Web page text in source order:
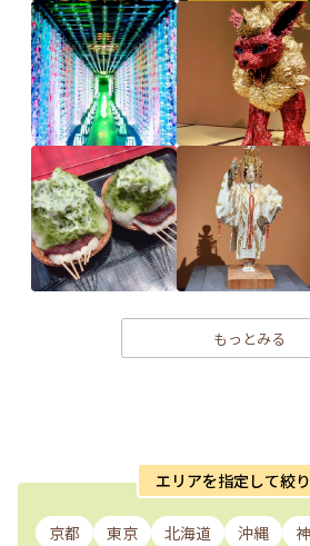
もっとみる
エリアを指定して絞
京都 東京 北海道 沖縄